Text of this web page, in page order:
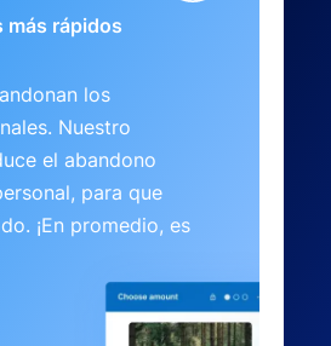
más rápidos
los
Nuestro
el abandono
para que
¡En promedio, es